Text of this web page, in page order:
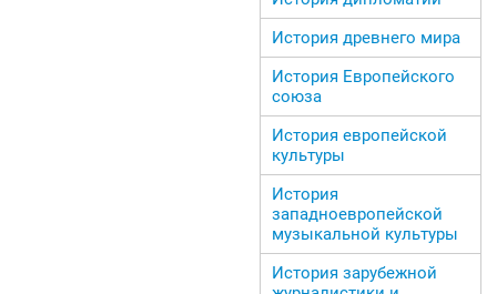
История древнего мира
История Европейского
союза
История европейской
культуры
История
западноевропейской
музыкальной культуры
История зарубежной